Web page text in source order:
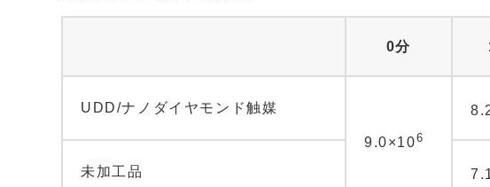
0分
UDD/ナノダイヤモンド触媒
9.0×106
未加工品